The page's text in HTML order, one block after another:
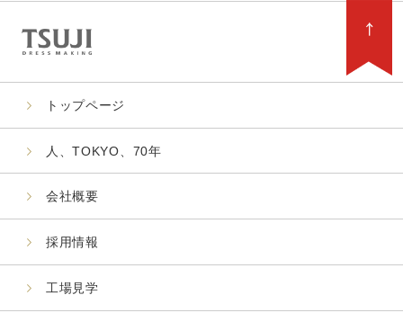
トップページ
人、TOKYO、70年
会社概要
採用情報
工場見学